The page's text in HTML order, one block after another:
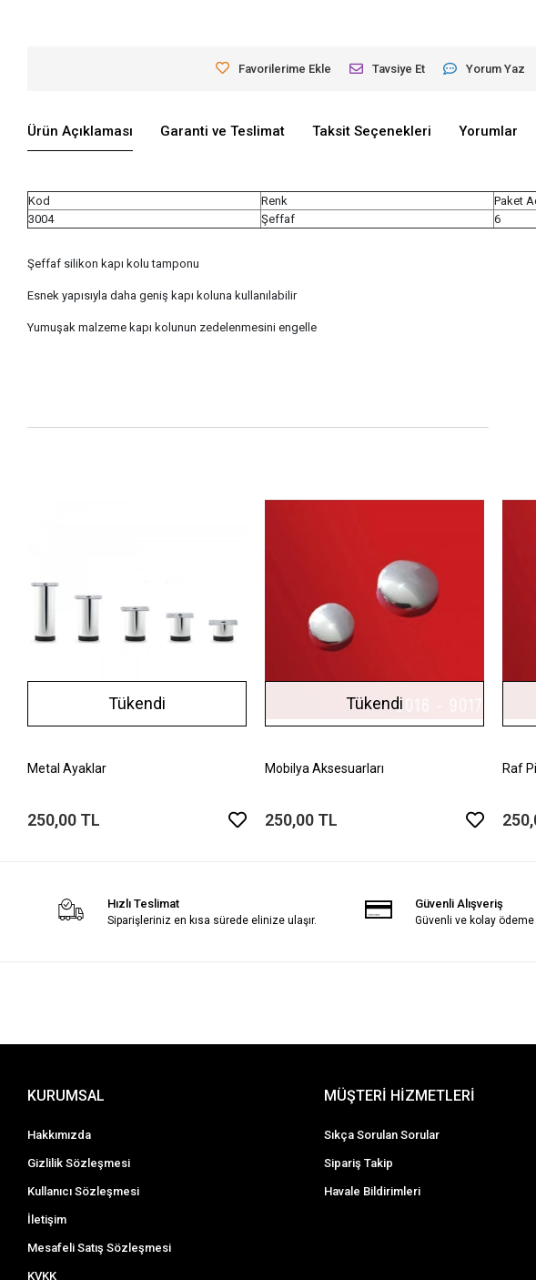
Favorilerime Ekle Tavsiye Et Yorum Yaz
Ürün Açıklaması Garanti ve Teslimat Taksit Seçenekleri Yorumlar
Kod Renk Paket
3004
Şeffaf 6
Şeffaf silikon kapı kolu tamponu
Esnek yapısıyla daha geniş kapı koluna kullanılabilir
Yumuşak malzeme kapı kolunun zedelenmesini engelle
Tükendi
Metal Ayaklar
250,00 TL
Tükendi
Mobilya Aksesuarları
250,00 TL
Raf
Hızlı Teslimat
Siparişleriniz en kısa sürede elinize ulaşır.
Güvenli Alışveriş
Güvenli ve kolay
KURUMSAL
Hakkımızda
Gizlilik Sözleşmesi
Kullanıcı Sözleşmesi
İletişim
Mesafeli Satış Sözleşmesi
KVKK
MÜŞTERİ HİZMETLERİ
Sıkça Sorulan Sorular
Sipariş Takip
Havale Bildirimleri